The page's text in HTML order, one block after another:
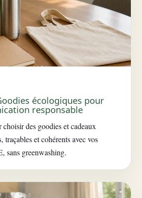
écologiques pour
responsable
des goodies et cadeaux
traçables et cohérents avec vos
sans greenwashing.